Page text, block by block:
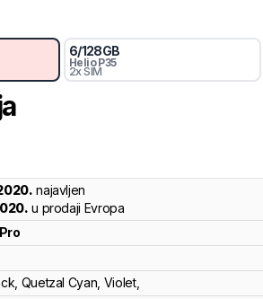
6/128GB
Helio P35
2x SIM
najavljen
u prodaji Evropa
Quetzal Cyan, Violet,